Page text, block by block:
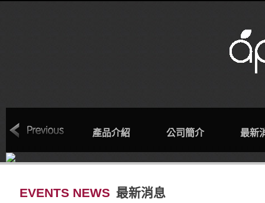
回首頁 產品介紹 公司簡介 最新
EVENTS NEWS 最新消息